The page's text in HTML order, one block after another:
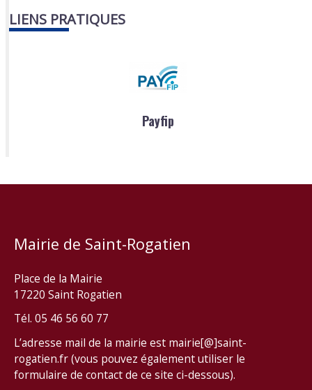
LIENS PRATIQUES
Payfip
Mairie de Saint-Rogatien
Place de la Mairie
17220 Saint Rogatien
Tél. 05 46 56 60 77
L’adresse mail de la mairie est mairie[@]saint-
rogatien.fr (vous pouvez également utiliser le
formulaire de contact de ce site ci-dessous).